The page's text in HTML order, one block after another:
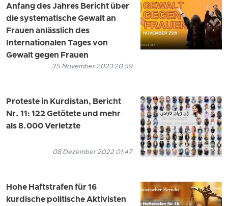
Anfang des Jahres Bericht über
die systematische Gewalt an
Frauen anlässlich des
Internationalen Tages von
Gewalt gegen Frauen
25 November 2023 20:59
Proteste in Kurdistan, Bericht
Nr. 11: 122 Getötete und mehr
als 8.000 Verletzte
08 Dezember 2022 01:47
Hohe Haftstrafen für 16
kurdische politische Aktivisten